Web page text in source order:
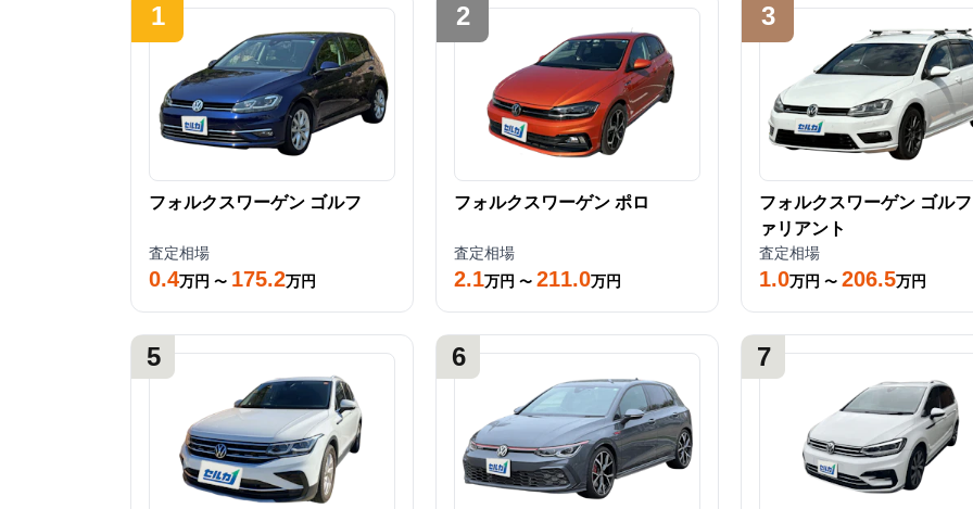
1
フォルクスワーゲン ゴルフ
査定相場
0.4万円 〜 175.2万円
2
フォルクスワーゲン ポロ
査定相場
2.1万円 〜 211.0万円
3
フォルクスワーゲン ゴル
ァリアント
査定相場
1.0万円 〜 206.5万円
5 6 7